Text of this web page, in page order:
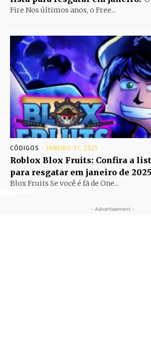
Fire Nos últimos anos, o Free...
CÓDIGOS JANEIRO 11, 2025
Roblox Blox Fruits: Confira a
para resgatar em janeiro de 2025
Blox Fruits Se você é fã de One...
- Advertisement -